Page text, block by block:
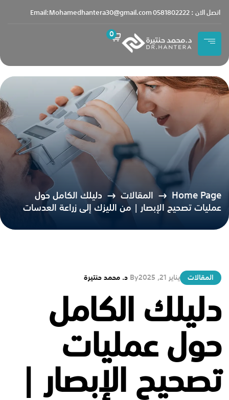
اتصل الان : 0581802222 Email:Mohamedhantera30@gmail.com
0
Home Page المقالات
دليلك الكامل حول
عمليات تصحيح الإبصار | من الليزك إلى زراعة العدسات
المقالات يناير 21, 2025 By د. محمد حنتيرة
دليلك الكامل
حول عمليات
تصحيح الإبصار |